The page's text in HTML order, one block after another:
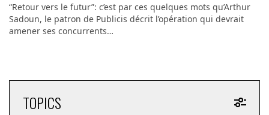
“Retour vers le futur”: c’est par ces quelques mots qu’Arthur
Sadoun, le patron de Publicis décrit l’opération qui devrait
amener ses concurrents…
TOPICS